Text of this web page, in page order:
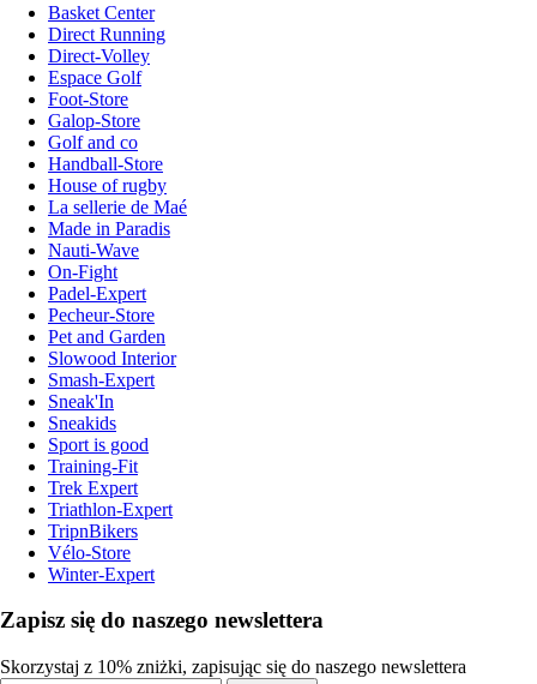
Basket Center
Direct Running
Direct-Volley
Espace Golf
Foot-Store
Galop-Store
Golf and co
Handball-Store
House of rugby
La sellerie de Maé
Made in Paradis
Nauti-Wave
On-Fight
Padel-Expert
Pecheur-Store
Pet and Garden
Slowood Interior
Smash-Expert
Sneak'In
Sneakids
Sport is good
Training-Fit
Trek Expert
Triathlon-Expert
TripnBikers
Vélo-Store
Winter-Expert
Zapisz się do naszego newslettera
Skorzystaj z 10% zniżki, zapisując się do naszego newslettera